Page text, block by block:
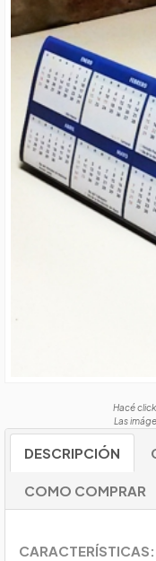
Hacé
Las
DESCRIPCIÓN
COMO COMPRAR
CARACTERÍSTICAS: